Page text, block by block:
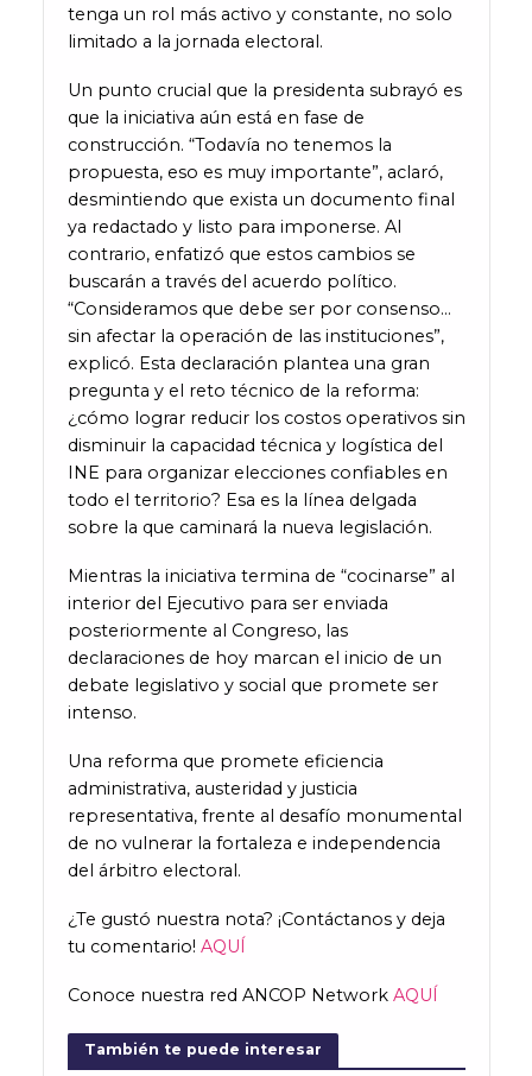
tenga un rol más activo y constante, no solo
limitado a la jornada electoral.
Un punto crucial que la presidenta subrayó es
que la iniciativa aún está en fase de
construcción. “Todavía no tenemos la
propuesta, eso es muy importante”, aclaró,
desmintiendo que exista un documento final
ya redactado y listo para imponerse. Al
contrario, enfatizó que estos cambios se
buscarán a través del acuerdo político.
“Consideramos que debe ser por consenso…
sin afectar la operación de las instituciones”,
explicó. Esta declaración plantea una gran
pregunta y el reto técnico de la reforma:
¿cómo lograr reducir los costos operativos sin
disminuir la capacidad técnica y logística del
INE para organizar elecciones confiables en
todo el territorio? Esa es la línea delgada
sobre la que caminará la nueva legislación.
Mientras la iniciativa termina de “cocinarse” al
interior del Ejecutivo para ser enviada
posteriormente al Congreso, las
declaraciones de hoy marcan el inicio de un
debate legislativo y social que promete ser
intenso.
Una reforma que promete eficiencia
administrativa, austeridad y justicia
representativa, frente al desafío monumental
de no vulnerar la fortaleza e independencia
del árbitro electoral.
¿Te gustó nuestra nota? ¡Contáctanos y deja
tu comentario! AQUÍ
Conoce nuestra red ANCOP Network AQUÍ
También te puede interesar